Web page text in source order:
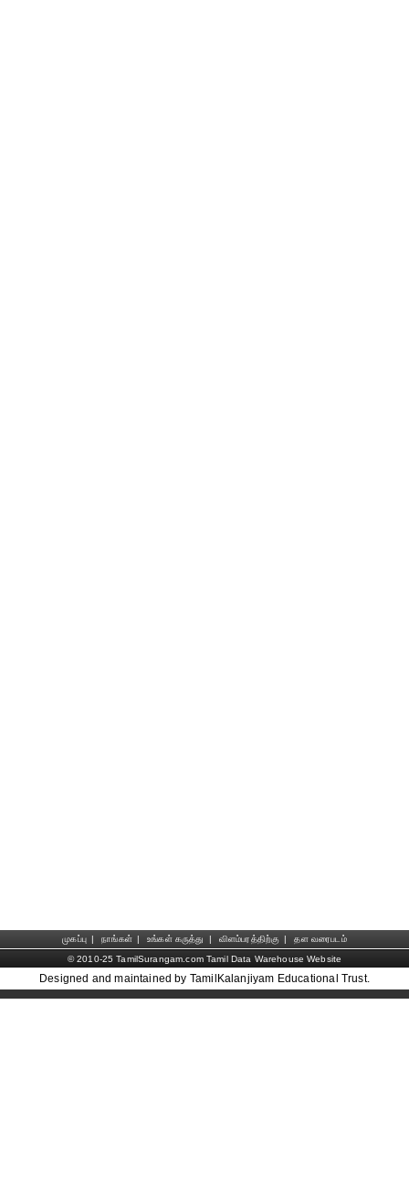
முகப்பு | நாங்கள் | உங்கள் கருத்து | விளம்பரத்திற்கு |
தள வரைபடம்
© 2010-25 TamilSurangam.com Tamil Data Warehouse Website
Designed and maintained by TamilKalanjiyam Educational Trust.